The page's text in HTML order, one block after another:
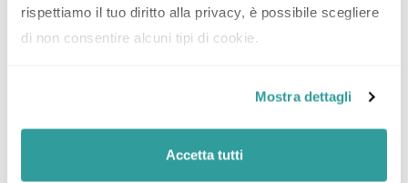
rispettiamo il tuo diritto alla privacy, è possibile scegliere
di non consentire alcuni tipi di cookie.
Mostra dettagli
Accetta tutti
visto che il giardino si estende su una superficie di
150.000 metri quadrati, con fontane e laghetti. Vicino
scrittore scozzese Sir Walter Scott, dove potrai salire i
perché si arriva alla cima grazie a un’angusta scala a